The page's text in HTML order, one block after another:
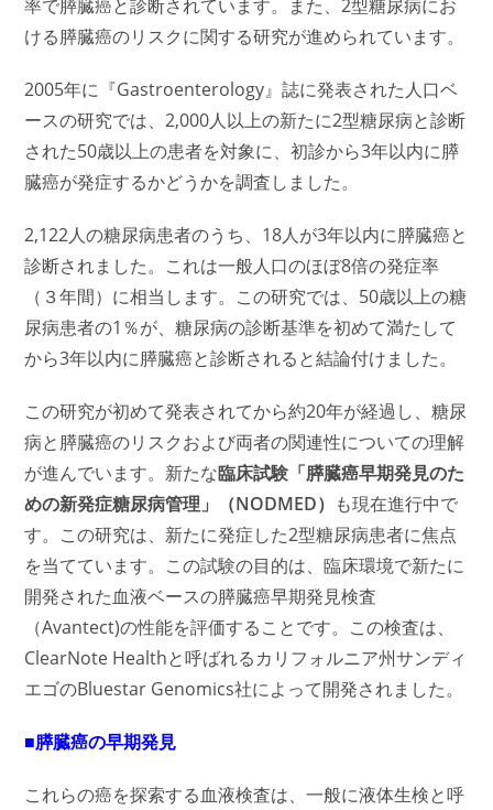
率で膵臓癌と診断されています。また、2型糖尿病にお
ける膵臓癌のリスクに関する研究が進められています。
2005年に『Gastroenterology』誌に発表された人口ベ
ースの研究では、2,000人以上の新たに2型糖尿病と診断
された50歳以上の患者を対象に、初診から3年以内に膵
臓癌が発症するかどうかを調査しました。
2,122人の糖尿病患者のうち、18人が3年以内に膵臓癌と
診断されました。これは一般人口のほぼ8倍の発症率
（３年間）に相当します。この研究では、50歳以上の糖
尿病患者の1％が、糖尿病の診断基準を初めて満たして
から3年以内に膵臓癌と診断されると結論付けました。
この研究が初めて発表されてから約20年が経過し、糖尿
病と膵臓癌のリスクおよび両者の関連性についての理解
が進んでいます。新たな臨床試験「膵臓癌早期発見のた
めの新発症糖尿病管理」（NODMED） も現在進行中で
す。この研究は、新たに発症した2型糖尿病患者に焦点
を当てています。この試験の目的は、臨床環境で新たに
開発された血液ベースの膵臓癌早期発見検査
（Avantect)の性能を評価することです。この検査は、
ClearNote Healthと呼ばれるカリフォルニア州サンディ
エゴのBluestar Genomics社によって開発されました。
■膵臓癌の早期発見
これらの癌を探索する血液検査は、一般に液体生検と呼